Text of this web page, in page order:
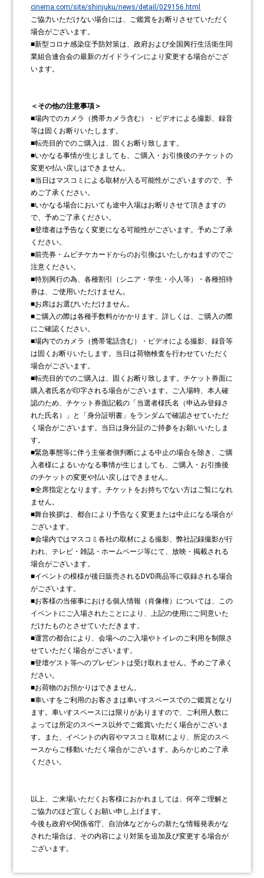
cinema.com/site/shinjuku/news/detail/029156.html
ご協力いただけない場合には、ご鑑賞をお断りさせていただく
場合がございます。
■新型コロナ感染症予防対策は、政府および全国興行生活衛生同
業組合連合会の最新のガイドラインにより変更する場合がござ
います。
＜その他の注意事項＞
■場内でのカメラ（携帯カメラ含む）・ビデオによる撮影、録音
等は固くお断りいたします。
■転売目的でのご購入は、固くお断り致します。
■いかなる事情が生じましても、ご購入・お引換後のチケットの
変更や払い戻しはできません。
■当日はマスコミによる取材が入る可能性がございますので、予
めご了承ください。
■いかなる場合においても途中入場はお断りさせて頂きますの
で、予めご了承ください。
■登壇者は予告なく変更になる可能性がございます。予めご了承
ください。
■前売券・ムビチケカードからのお引換はいたしかねますのでご
注意ください。
■特別興行の為、各種割引（シニア・学生・小人等）・各種招待
券は、ご使用いただけません。
■お席はお選びいただけません。
■ご購入の際は各種手数料がかかります。詳しくは、ご購入の際
にご確認ください。
■場内でのカメラ（携帯電話含む）・ビデオによる撮影、録音等
は固くお断りいたします。当日は荷物検査を行わせていただく
場合がございます。
■転売目的でのご購入は、固くお断り致します。チケット券面に
購入者氏名が印字される場合がございます。ご入場時、本人確
認のため、チケット券面記載の「当選者様氏名（申込み登録さ
れた氏名）」と「身分証明書」をランダムで確認させていただ
く場合がございます。当日は身分証のご持参をお願いいたしま
す。
■緊急事態等に伴う主催者側判断による中止の場合を除き、ご購
入者様によるいかなる事情が生じましても、ご購入・お引換後
のチケットの変更や払い戻しはできません。
■全席指定となります。チケットをお持ちでない方はご覧になれ
ません。
■舞台挨拶は、都合により予告なく変更または中止になる場合が
ございます。
■会場内ではマスコミ各社の取材による撮影、弊社記録撮影が行
われ、テレビ・雑誌・ホームページ等にて、放映・掲載される
場合がございます。
■イベントの模様が後日販売されるDVD商品等に収録される場合
がございます。
■お客様の当催事における個人情報（肖像権）については、この
イベントにご入場されたことにより、上記の使用にご同意いた
だけたものとさせていただきます。
■運営の都合により、会場へのご入場やトイレのご利用を制限さ
せていただく場合がございます。
■登壇ゲスト等へのプレゼントは受け取れません。予めご了承く
ださい。
■お荷物のお預かりはできません。
■車いすをご利用のお客さまは車いすスペースでのご鑑賞となり
ます。車いすスペースには限りがありますので、ご利用人数に
よっては所定のスペース以外でご鑑賞いただく場合がございま
す。また、イベントの内容やマスコミ取材により、所定のスペ
ースからご移動いただく場合がございます。あらかじめご了承
ください。
以上、ご来場いただくお客様におかれましては、何卒ご理解と
ご協力のほど宜しくお願い申し上げます。
今後も政府や関係省庁、自治体などからの新たな情報発表がな
された場合は、その内容により対策を追加及び変更する場合が
ございます。